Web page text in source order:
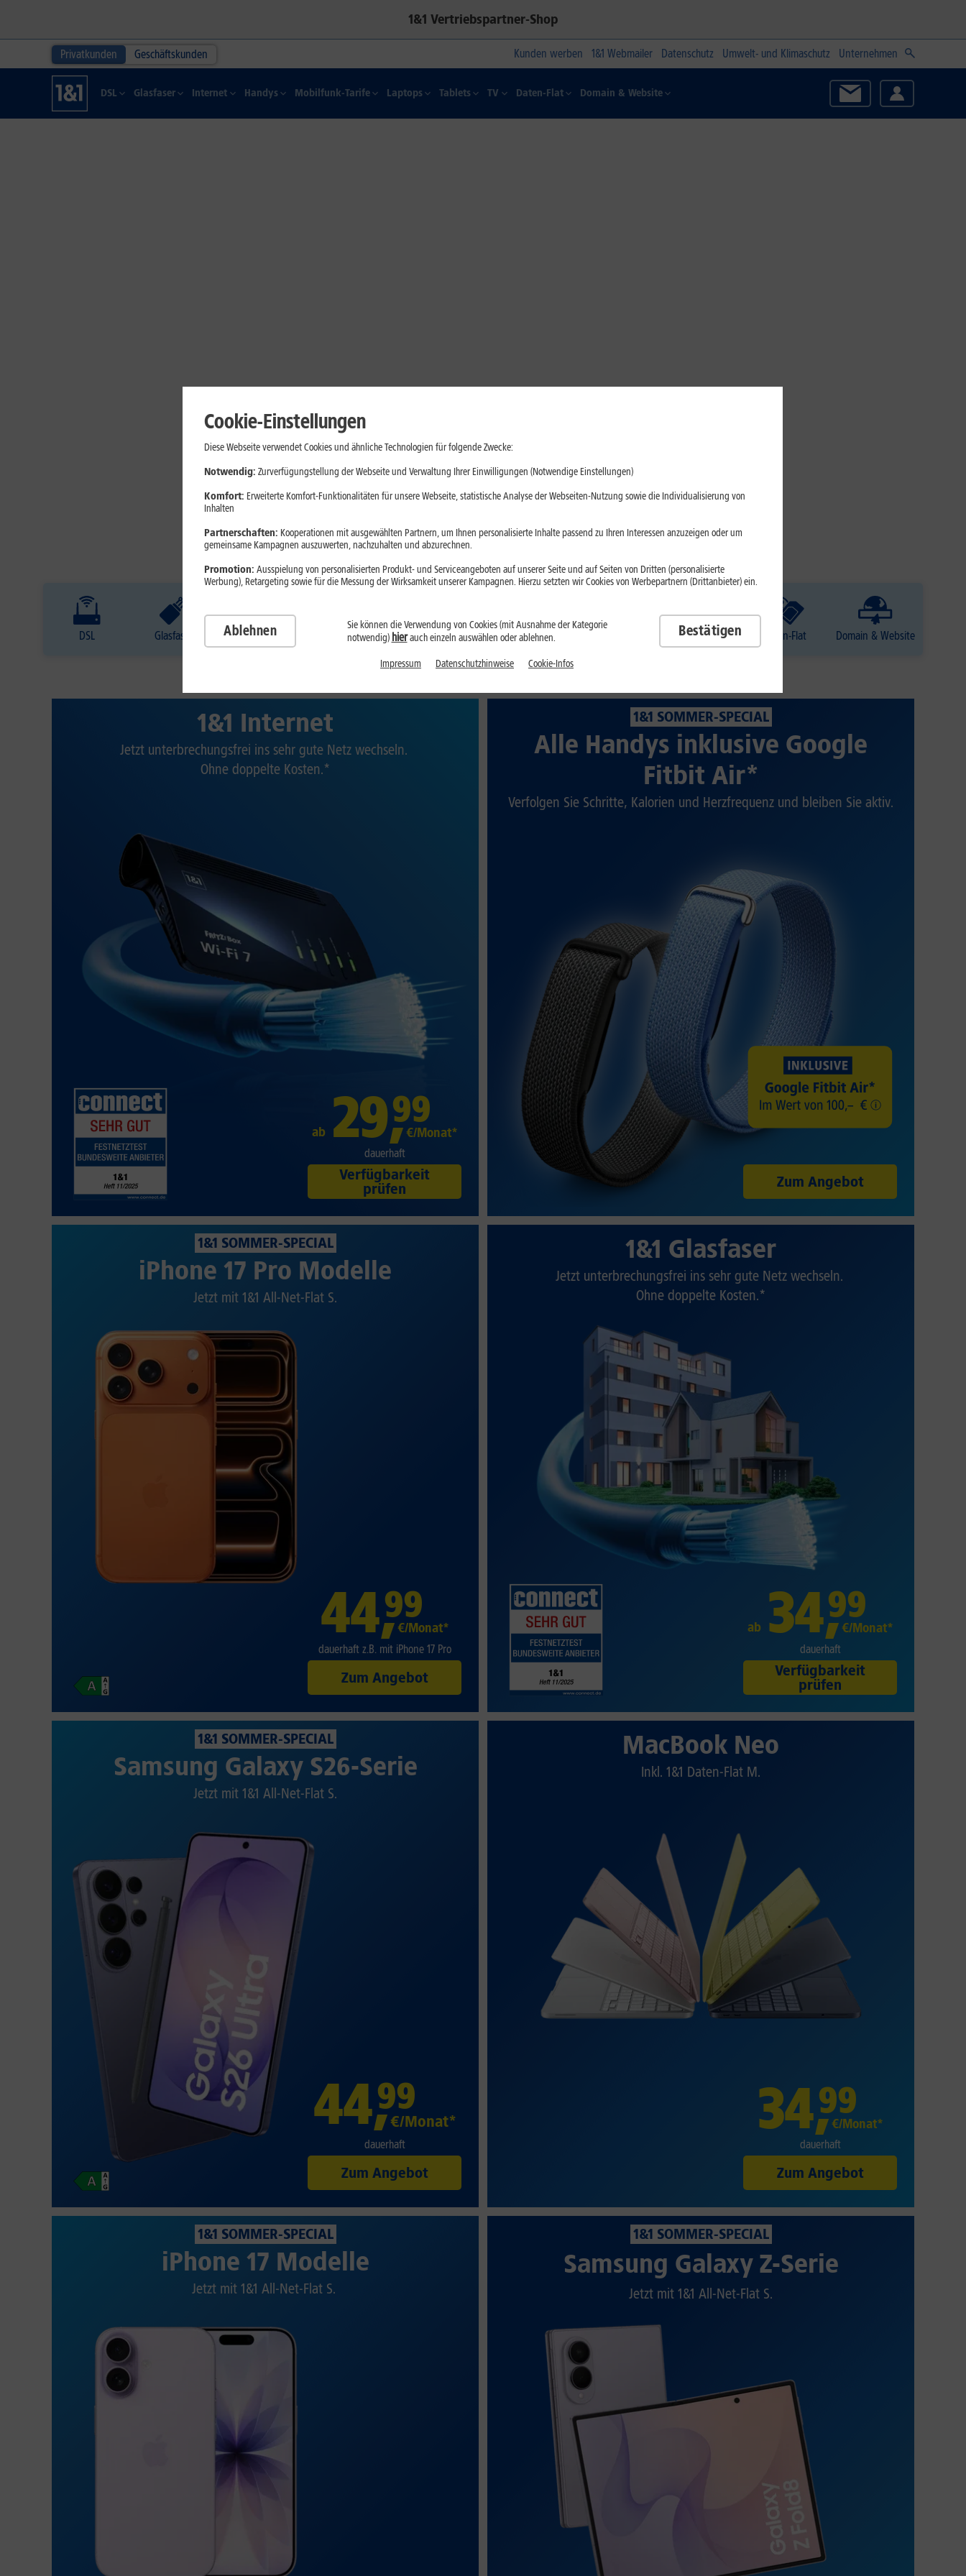
1&1 Vertriebspartner-Shop
Privatkunden Geschäftskunden Kunden werben 1&1 Webmailer Datenschutz Umwelt- und Klimaschutz Unternehmen
DSL Glasfaser Internet Handys Mobilfunk-Tarife Laptops Tablets TV Daten-Flat Domain & Website
DSL Glasfaser Internet Handys Mobilfunk-Tarife Laptops TV Daten-Flat Domain & Website
1&1 Internet
Jetzt unterbrechungsfrei ins sehr gute Netz wechseln.
Ohne doppelte Kosten.*
ab 29,99
€/Monat*
dauerhaft
Verfügbarkeit
prüfen
1&1 SOMMER-SPECIAL
Alle Handys inklusive Google
Fitbit Air*
Verfolgen Sie Schritte, Kalorien und Herzfrequenz und bleiben Sie aktiv.
Zum Angebot
1&1 SOMMER-SPECIAL
iPhone 17 Pro Modelle
Jetzt mit 1&1 All-Net-Flat S.
44,99
€/Monat*
dauerhaft z.B. mit iPhone 17 Pro
Zum Angebot
1&1 Glasfaser
Jetzt unterbrechungsfrei ins sehr gute Netz wechseln.
Ohne doppelte Kosten.*
ab 34,99
€/Monat*
dauerhaft
Verfügbarkeit
prüfen
1&1 SOMMER-SPECIAL
Samsung Galaxy S26-Serie
Jetzt mit 1&1 All-Net-Flat S.
44,99
€/Monat*
dauerhaft
Zum Angebot
MacBook Neo
Inkl. 1&1 Daten-Flat M.
34,99
€/Monat*
dauerhaft
Zum Angebot
1&1 SOMMER-SPECIAL
iPhone 17 Modelle
Jetzt mit 1&1 All-Net-Flat S.
1&1 SOMMER-SPECIAL
Samsung Galaxy Z-Serie
Jetzt mit 1&1 All-Net-Flat S.
Cookie-Einstellungen
Diese Webseite verwendet Cookies und ähnliche Technologien für folgende Zwecke:
Notwendig: Zurverfügungstellung der Webseite und Verwaltung Ihrer Einwilligungen (Notwendige Einstellungen)
Komfort: Erweiterte Komfort-Funktionalitäten für unsere Webseite, statistische Analyse der Webseiten-Nutzung sowie die Individualisierung von
Inhalten
Partnerschaften: Kooperationen mit ausgewählten Partnern, um Ihnen personalisierte Inhalte passend zu Ihren Interessen anzuzeigen oder um
gemeinsame Kampagnen auszuwerten, nachzuhalten und abzurechnen.
Promotion: Ausspielung von personalisierten Produkt- und Serviceangeboten auf unserer Seite und auf Seiten von Dritten (personalisierte
Werbung), Retargeting sowie für die Messung der Wirksamkeit unserer Kampagnen. Hierzu setzten wir Cookies von Werbepartnern (Drittanbieter) ein.
Ablehnen
Sie können die Verwendung von Cookies (mit Ausnahme der Kategorie
notwendig) hierauch einzeln auswählen oder ablehnen. Bestätigen
Impressum Datenschutzhinweise Cookie-Infos